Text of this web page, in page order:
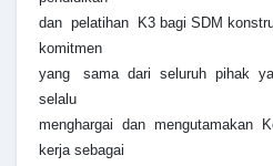
dan pelatihan K3 bagi SDM
komitmen
yang sama dari seluruh pihak
selalu
menghargai dan mengutamakan
kerja sebagai